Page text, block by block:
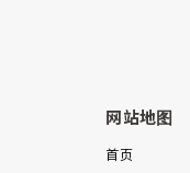
网站地图
首页